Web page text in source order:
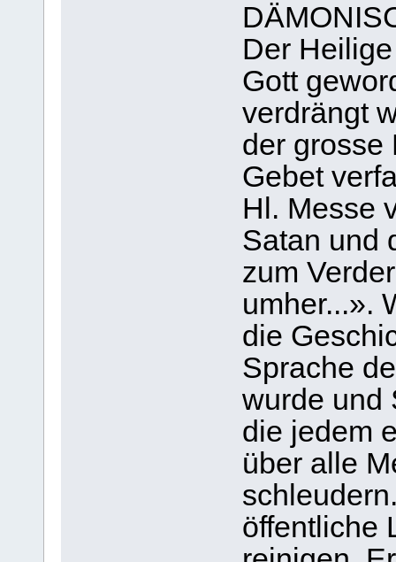
Der
Gott
verdrängt
der grosse
Gebet
Hl. Messe
Satan und
zum
umher...».
die
Sprache
wurde und
die jedem
über alle
öffentliche